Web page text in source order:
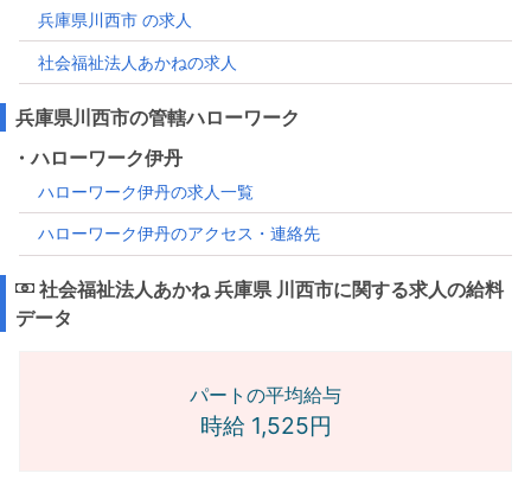
兵庫県川西市 の求人
社会福祉法人あかねの求人
兵庫県川西市の管轄ハローワーク
・ハローワーク伊丹
ハローワーク伊丹の求人一覧
ハローワーク伊丹のアクセス・連絡先
社会福祉法人あかね 兵庫県 川西市に関する求人の給料
データ
パートの平均給与
時給 1,525円